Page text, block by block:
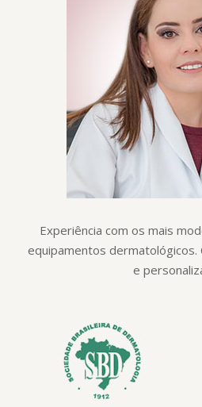
Experiência com os mais
equipamentos
e